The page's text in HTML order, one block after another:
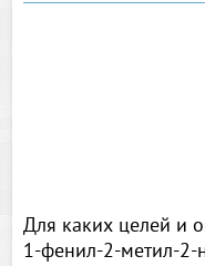
Для каких целей и
1-фенил-2-метил-2-